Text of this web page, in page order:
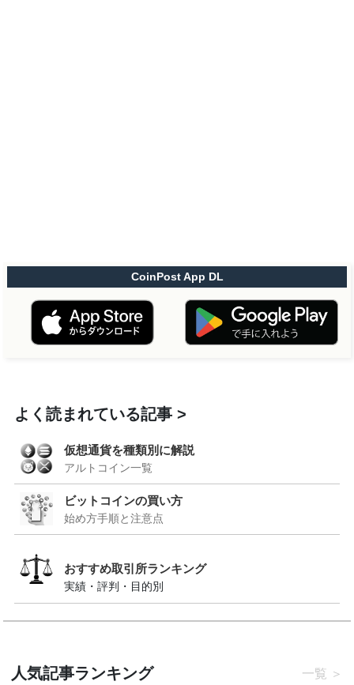
CoinPost App DL
よく読まれている記事
仮想通貨を種類別に解説
アルトコイン一覧
ビットコインの買い方
始め方手順と注意点
おすすめ取引所ランキング
実績・評判・目的別
人気記事ランキング 一覧